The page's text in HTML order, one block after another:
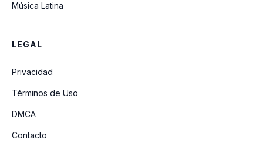
Música Latina
LEGAL
Privacidad
Términos de Uso
DMCA
Contacto